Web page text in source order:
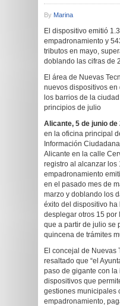
By Marina
El dispositivo emitió
empadronamiento y
tributos en mayo,
doblando las cifras de
El área de Nuevas
nuevos dispositivos
los barrios de la
principios de julio
Alicante, 5 de junio de
en la oficina principal
Información
Alicante en la calle
registro al alcanzar los
empadronamiento
en el pasado mes de
marzo y doblando los
éxito del dispositivo
desplegar otros 15 por
que a partir de julio se
quincena de trámites
El concejal de Nuevas
resaltado que “el
paso de gigante con
dispositivos que
gestiones municipales
empadronamiento,